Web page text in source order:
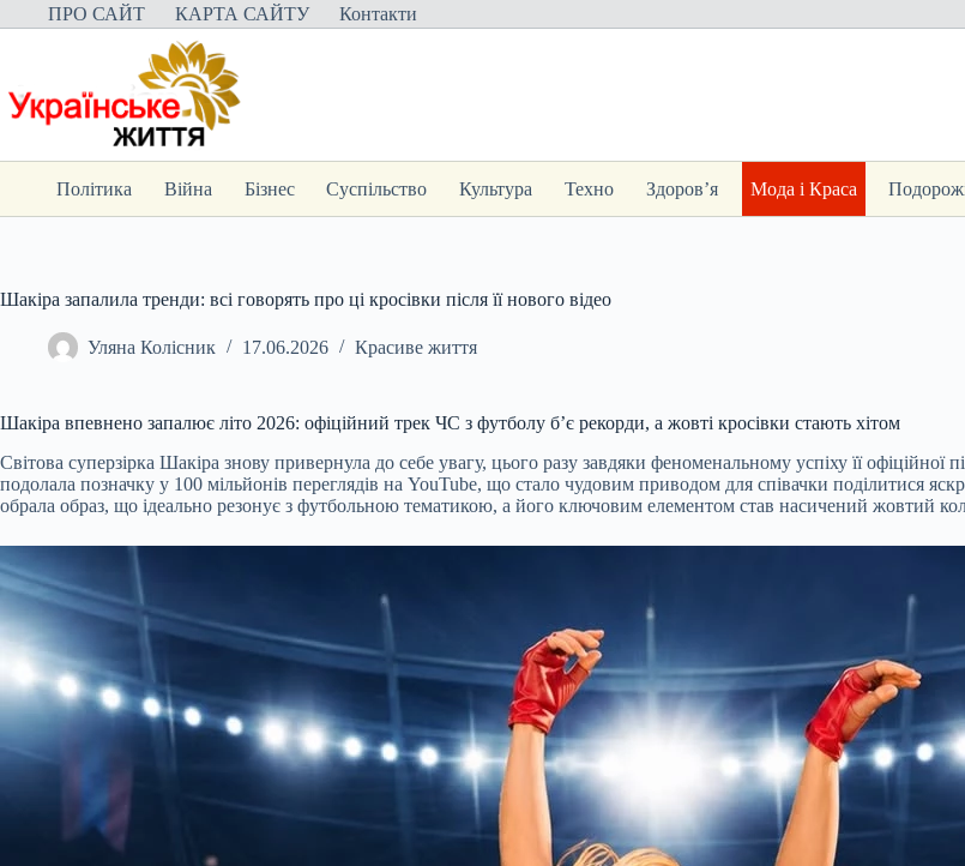
Перейти
до
ПРО САЙТ КАРТА САЙТУ Контакти
Політика Війна Бізнес Суспільство Культура Техно Здоров’я Мода і Краса
Шакіра запалила тренди: всі говорять про ці кросівки після її нового відео
Уляна Колісник 17.06.2026 Красиве життя
Шакіра впевнено запалює літо 2026: офіційний трек ЧС з футболу б’є рекорди, а жовті кросівки стають хітом
Світова суперзірка Шакіра знову привернула до себе увагу, цього разу завдяки феноменальному успіху її
подолала позначку у 100 мільйонів переглядів на YouTube, що стало чудовим приводом для співачки поділитися
обрала образ, що ідеально резонує з футбольною тематикою, а його ключовим елементом став насичений жовтий